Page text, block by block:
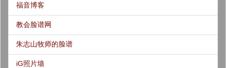
福音博客
教会脸谱网
朱志山牧师的脸谱
iG照片墙